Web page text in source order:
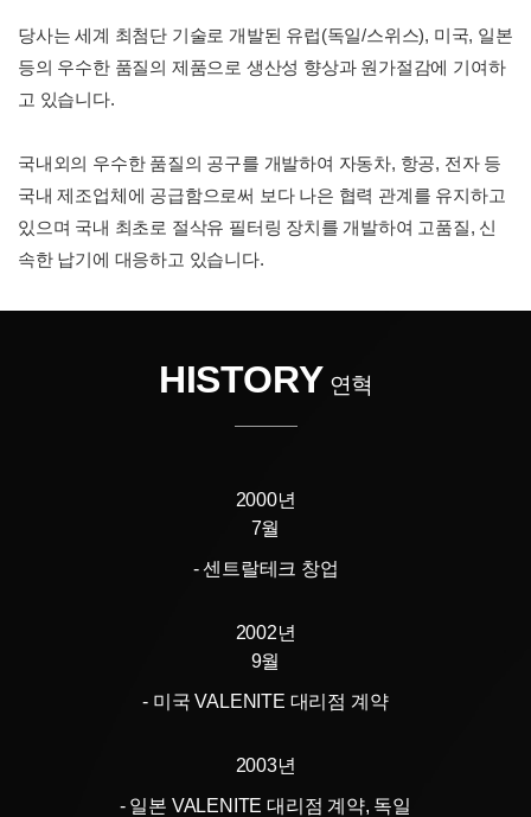
당사는 세계 최첨단 기술로 개발된 유럽(독일/스위스), 미국, 일본
등의 우수한 품질의 제품으로 생산성 향상과 원가절감에 기여하
고 있습니다.
국내외의 우수한 품질의 공구를 개발하여 자동차, 항공, 전자 등
국내 제조업체에 공급함으로써 보다 나은 협력 관계를 유지하고
있으며 국내 최초로 절삭유 필터링 장치를 개발하여 고품질, 신
속한 납기에 대응하고 있습니다.
HISTORY 연혁
2000년
7월
- 센트랄테크 창업
2002년
9월
- 미국 VALENITE 대리점 계약
2003년
- 일본 VALENITE 대리점 계약, 독일